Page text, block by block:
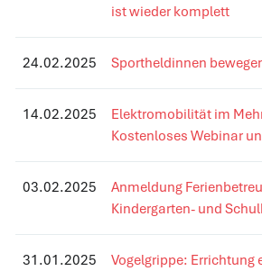
ist wieder komplett
24.02.2025 Sportheldinnen
14.02.2025
Elektromobilität im
Kostenloses Webinar
03.02.2025
Anmeldung
Kindergarten- und
31.01.2025
Vogelgrippe: Errichtung